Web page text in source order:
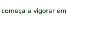
a vigorar em